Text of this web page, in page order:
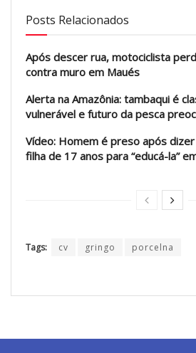
Posts Relacionados
Após descer rua, motociclista
contra muro em Maués
Alerta na Amazônia: tambaqui é
vulnerável e futuro da pesca
Vídeo: Homem é preso após
filha de 17 anos para “educá-la”
Tags: cv gringo porcelna